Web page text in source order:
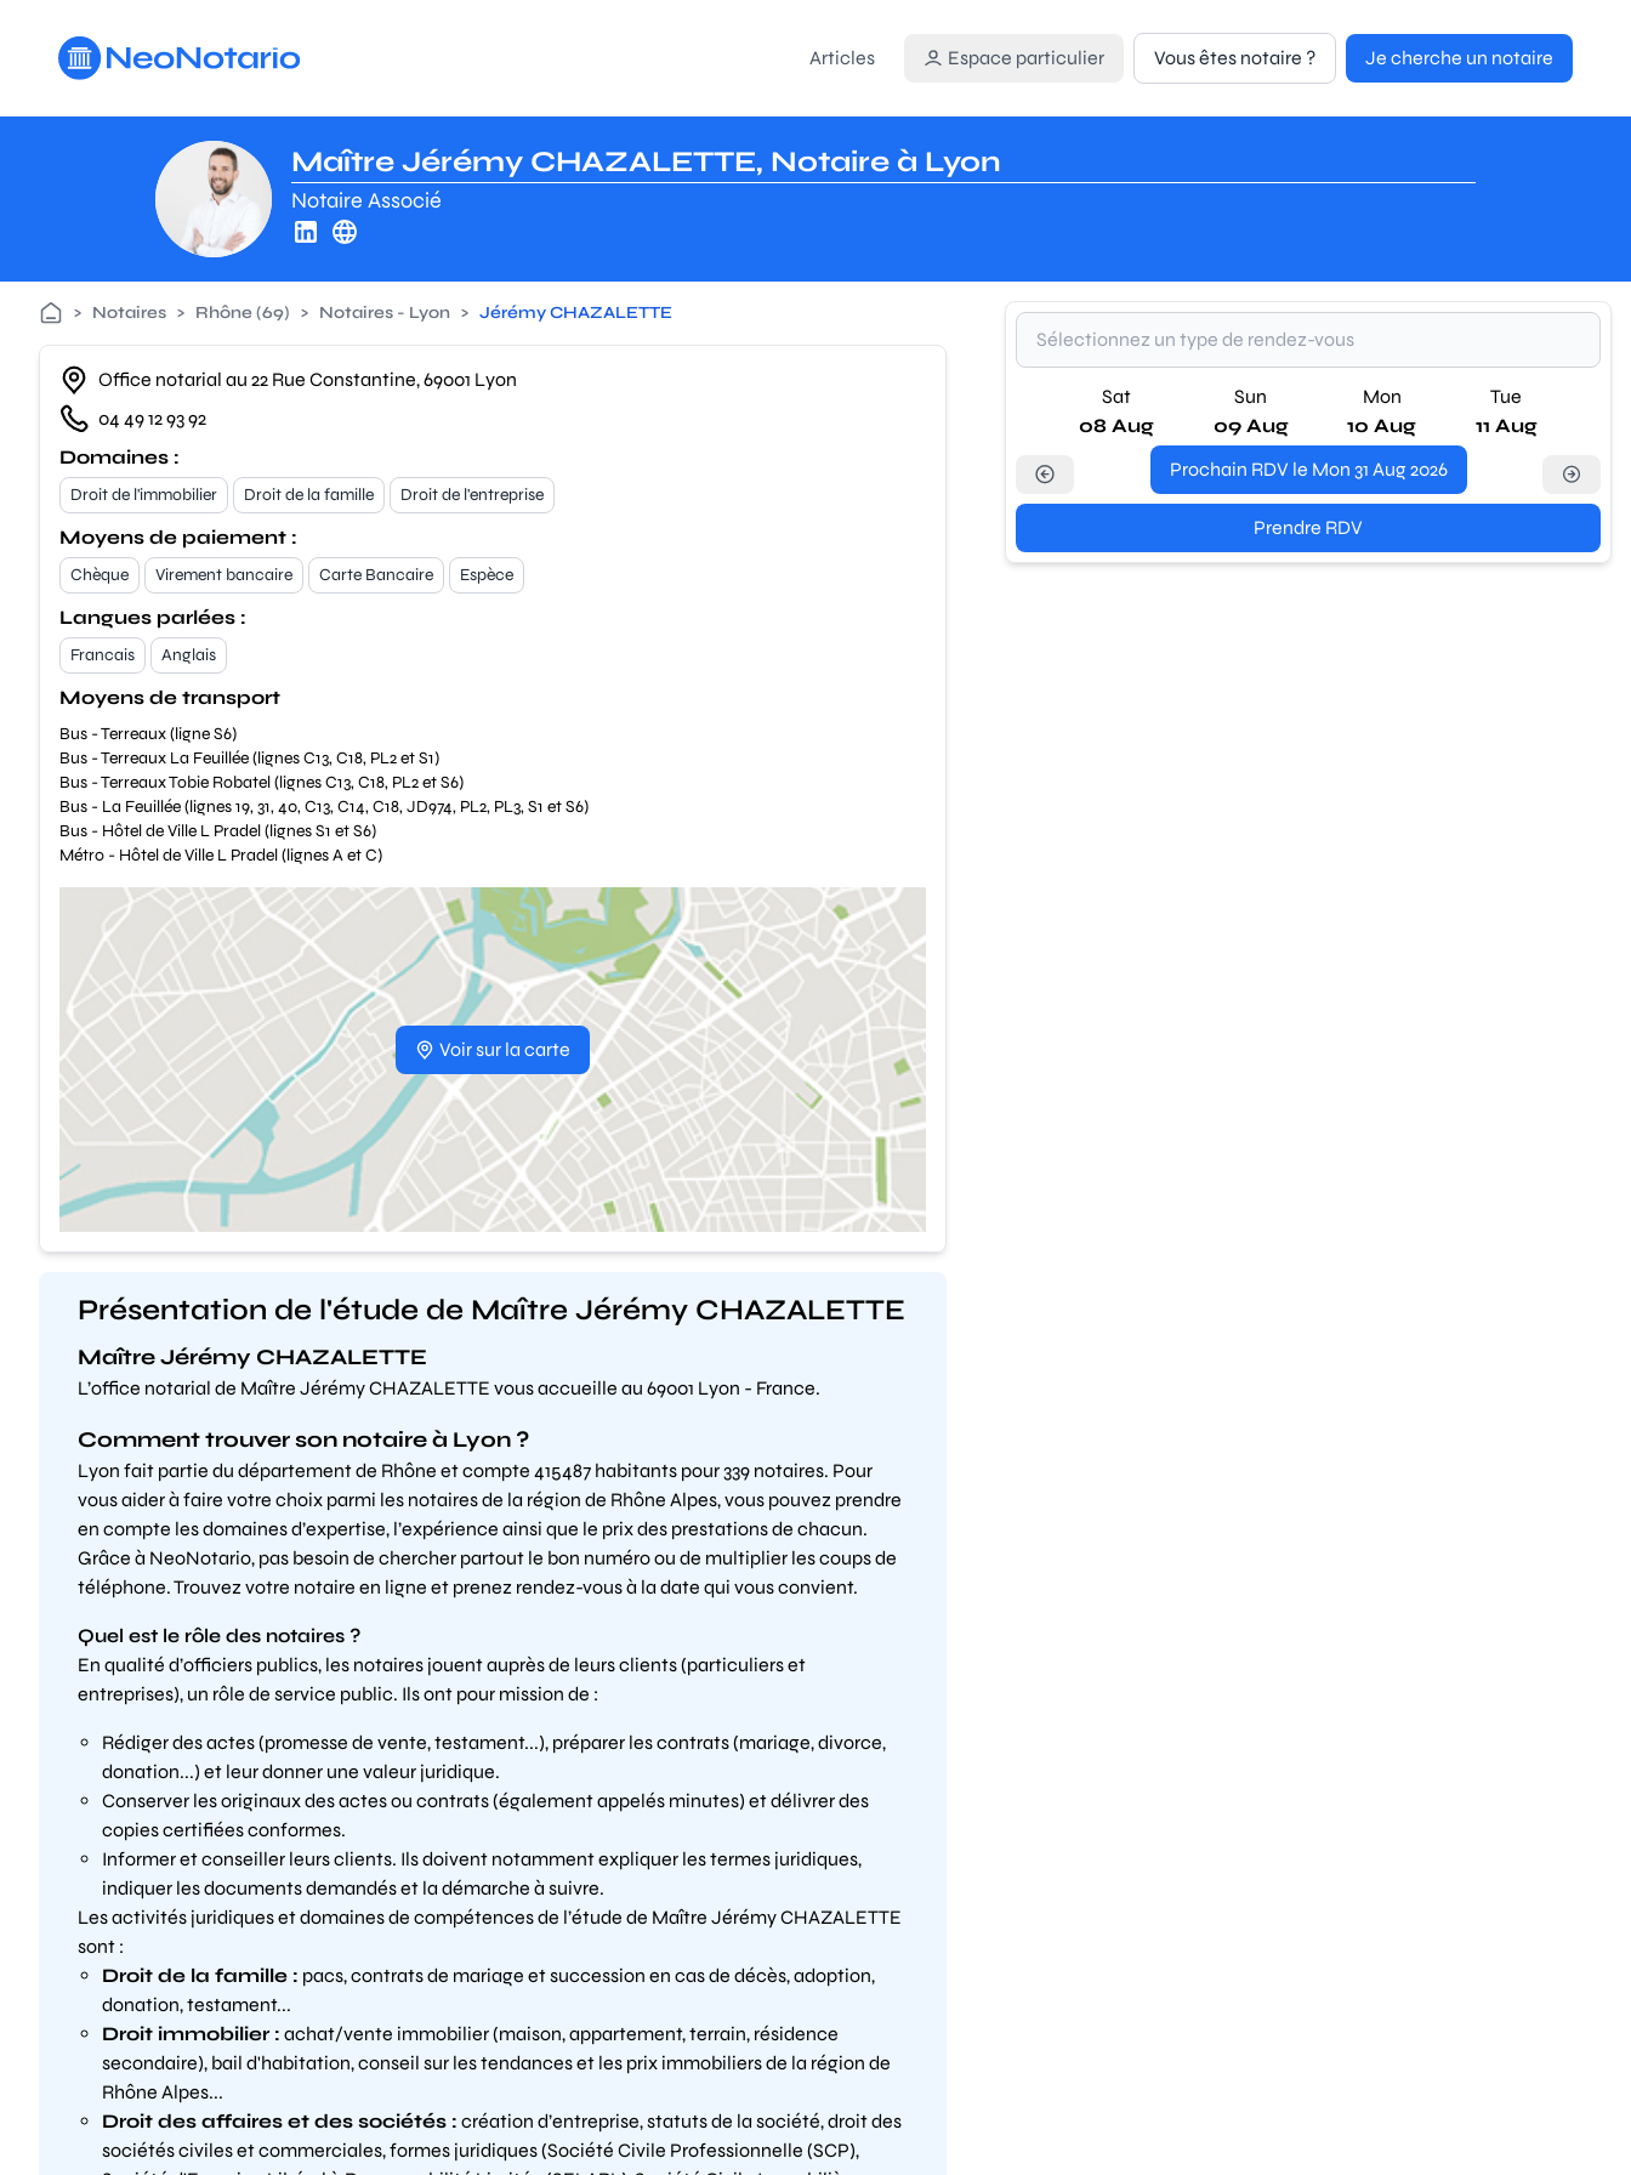
Articles
Espace particulier Vous êtes notaire ? Je cherche un notaire
Maître Jérémy CHAZALETTE, Notaire à Lyon
Notaire Associé
> Notaires > Rhône (69) > Notaires - Lyon > Jérémy CHAZALETTE
Office notarial au 22 Rue Constantine, 69001 Lyon
04 49 12 93 92
Domaines :
Droit de l'immobilier Droit de la famille Droit de l'entreprise
Moyens de paiement :
Chèque Virement bancaire Carte Bancaire Espèce
Langues parlées :
Francais Anglais
Moyens de transport
Bus - Terreaux (ligne S6)
Bus - Terreaux La Feuillée (lignes C13, C18, PL2 et S1)
Bus - Terreaux Tobie Robatel (lignes C13, C18, PL2 et S6)
Bus - La Feuillée (lignes 19, 31, 40, C13, C14, C18, JD974, PL2, PL3, S1 et S6)
Bus - Hôtel de Ville L Pradel (lignes S1 et S6)
Métro - Hôtel de Ville L Pradel (lignes A et C)
Voir sur la carte
Présentation de l'étude de Maître Jérémy CHAZALETTE
Maître Jérémy CHAZALETTE
L’office notarial de Maître Jérémy CHAZALETTE vous accueille au 69001 Lyon - France.
Comment trouver son notaire à Lyon ?
Lyon fait partie du département de Rhône et compte 415487 habitants pour 339 notaires. Pour
vous aider à faire votre choix parmi les notaires de la région de Rhône Alpes, vous pouvez prendre
en compte les domaines d’expertise, l’expérience ainsi que le prix des prestations de chacun.
Grâce à NeoNotario, pas besoin de chercher partout le bon numéro ou de multiplier les coups de
téléphone. Trouvez votre notaire en ligne et prenez rendez-vous à la date qui vous convient.
Quel est le rôle des notaires ?
En qualité d’officiers publics, les notaires jouent auprès de leurs clients (particuliers et
entreprises), un rôle de service public. Ils ont pour mission de :
Rédiger des actes (promesse de vente, testament...), préparer les contrats (mariage, divorce,
donation...) et leur donner une valeur juridique.
Conserver les originaux des actes ou contrats (également appelés minutes) et délivrer des
copies certifiées conformes.
Informer et conseiller leurs clients. Ils doivent notamment expliquer les termes juridiques,
indiquer les documents demandés et la démarche à suivre.
Les activités juridiques et domaines de compétences de l’étude de Maître Jérémy CHAZALETTE
sont :
Droit de la famille : pacs, contrats de mariage et succession en cas de décès, adoption,
donation, testament...
Droit immobilier : achat/vente immobilier (maison, appartement, terrain, résidence
secondaire), bail d'habitation, conseil sur les tendances et les prix immobiliers de la région de
Rhône Alpes...
Droit des affaires et des sociétés : création d’entreprise, statuts de la société, droit des
sociétés civiles et commerciales, formes juridiques (Société Civile Professionnelle (SCP),
Sat
08 Aug
Sun
09 Aug
Mon
10 Aug
Tue
11 Aug
Prochain RDV le Mon 31 Aug 2026
Prendre RDV